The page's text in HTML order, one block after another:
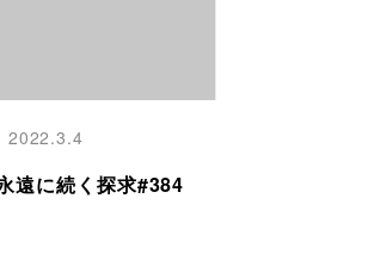
2022.3.4
遠に続く探求#384